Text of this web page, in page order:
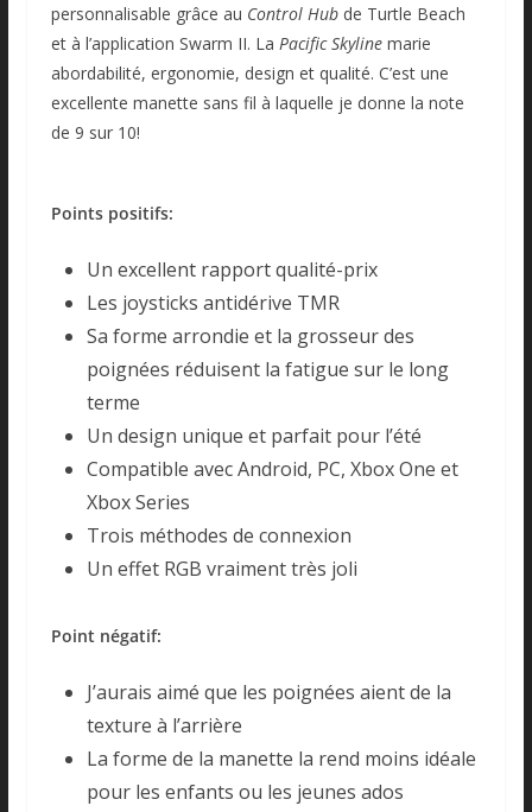
personnalisable grâce au Control Hubde Turtle Beach
et à l’application Swarm II. La Pacific Skylinemarie
abordabilité, ergonomie, design et qualité. C’est une
excellente manette sans fil à laquelle je donne la note
de 9 sur 10!
Points positifs:
Un excellent rapport qualité-prix
Les joysticks antidérive TMR
Sa forme arrondie et la grosseur des
poignées réduisent la fatigue sur le long
terme
Un design unique et parfait pour l’été
Compatible avec Android, PC, Xbox One et
Xbox Series
Trois méthodes de connexion
Un effet RGB vraiment très joli
Point négatif:
J’aurais aimé que les poignées aient de la
texture à l’arrière
La forme de la manette la rend moins idéale
pour les enfants ou les jeunes ados